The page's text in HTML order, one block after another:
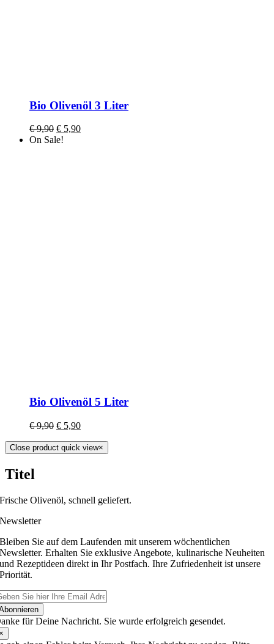
Bio Olivenöl 3 Liter
€9,90 € 5,90
On Sale!
Bio Olivenöl 5 Liter
€9,90 € 5,90
Close product quick view×
Titel
Frische Olivenöl, schnell geliefert.
Newsletter
Bleiben Sie auf dem Laufenden mit unserem wöchentlichen
Newsletter. Erhalten Sie exklusive Angebote, kulinarische Neuheiten
und Rezeptideen direkt in Ihr Postfach. Ihre Zufriedenheit ist unsere
Priorität.
für Deine Nachricht. Sie wurde erfolgreich gesendet.